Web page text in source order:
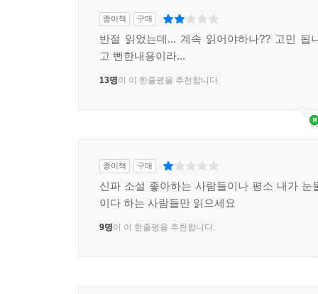
종이책 구매
반절 읽었는데... 계속 읽어야하나?? 고민 됩
고 뻔한내용이라...
13명이 이 한줄평을 추천합니다.
종이책 구매
신파 소설 좋아하는 사람들이나 평소 내가 눈
이다 하는 사람들만 읽으세요
9명이 이 한줄평을 추천합니다.